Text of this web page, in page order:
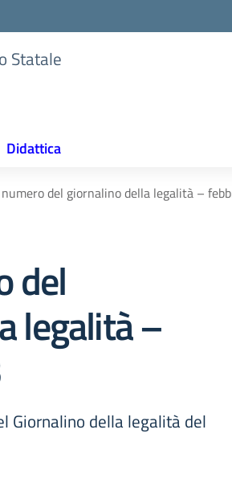
Statale
Didattica
del giornalino della legalità –
del
legalità –
Giornalino della legalità del